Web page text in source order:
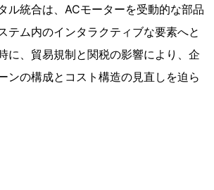
ル統合は、ACモーターを受動的な部品
テム内のインタラクティブな要素へと
に、貿易規制と関税の影響により、企
ンの構成とコスト構造の見直しを迫ら